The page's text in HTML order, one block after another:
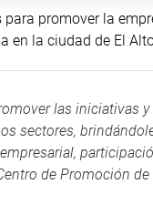
para promover la
en la ciudad de El
las iniciativas
sectores,
de Promoción de